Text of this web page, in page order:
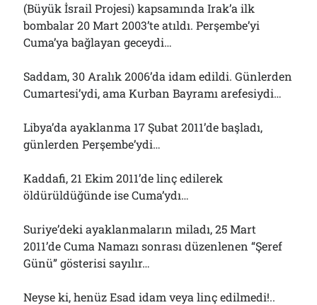
15 Temmuz Soruları… Nasuh Mahruki’nin “Suçu”!..
03/08/2026
Er Gaziler 20 Gün Sonra Gelen MSB Heyetine Böyle İsyan Etti:“Bizi
Teröristlere G……yle Güldürdünüz”
Papazın “Komutanı” Ayasofya ve Patrikhane İçin ABD’yi Göreve
Çağırdı!..
Arşivler
(Büyük İsrail Projesi) kapsamında Irak’a ilk
bombalar 20 Mart 2003’te atıldı. Perşembe’yi
Cuma’ya bağlayan geceydi…
Saddam, 30 Aralık 2006’da idam edildi. Günlerden
Cumartesi’ydi, ama Kurban Bayramı arefesiydi…
Libya’da ayaklanma 17 Şubat 2011’de başladı,
günlerden Perşembe’ydi…
Kaddafi, 21 Ekim 2011’de linç edilerek
öldürüldüğünde ise Cuma’ydı…
Suriye’deki ayaklanmaların miladı, 25 Mart
2011’de Cuma Namazı sonrası düzenlenen “Şeref
Günü” gösterisi sayılır…
Neyse ki, henüz Esad idam veya linç edilmedi!..